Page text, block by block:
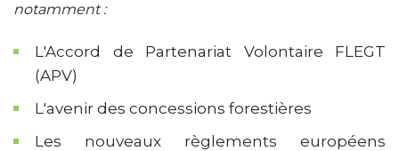
notamment :
L'Accord de Partenariat Volontaire FLEGT
(APV)
L'avenir des concessions forestières
Les nouveaux règlements européens